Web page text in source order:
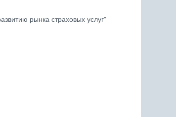
рынка страховых услуг"